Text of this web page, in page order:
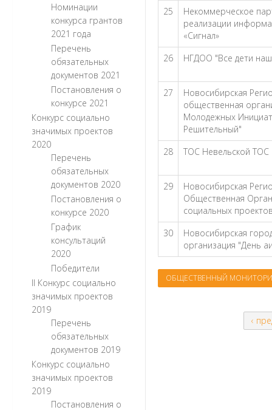
Номинации
конкурса грантов
2021 года
Перечень
обязательных
документов 2021
Постановления о
конкурсе 2021
Конкурс социально
значимых проектов
2020
Перечень
обязательных
документов 2020
Постановления о
конкурсе 2020
График
консультаций
2020
Победители
II Конкурс социально
значимых проектов
2019
Перечень
обязательных
документов 2019
Конкурс социально
значимых проектов
2019
Постановления о
25
Некоммерческое
реализации
«Сигнал»
26
НГДОО "Все дети
27
Новосибирская
общественная
Молодежных
Решительный"
28
ТОС Невельской ТОС
29
Новосибирская
Общественная
социальных
30
Новосибирская
организация "День
ОБЩЕСТВЕННЫЙ
‹